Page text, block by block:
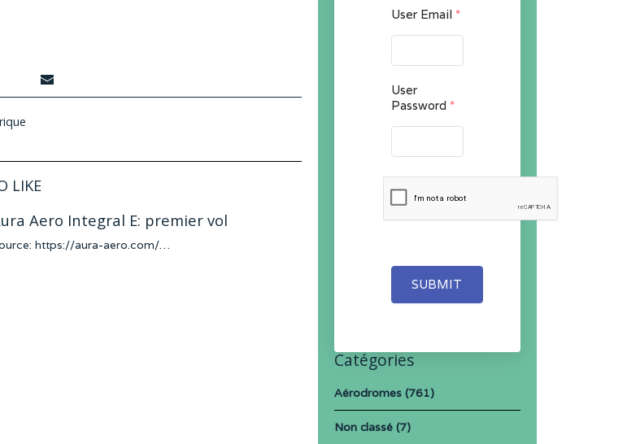
LIKE
Aero Integral E: premier vol
https://aura-aero.com/…
User Email *
User
Password *
SUBMIT
Catégories
Aérodromes(761)
Non classé(7)